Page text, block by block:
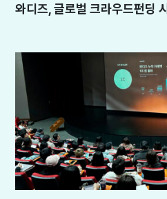
와디즈, 글로벌 크라우드펀딩